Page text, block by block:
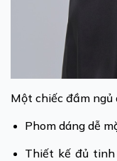
Một chiếc đầm
Phom dáng dễ
Thiết kế đủ tinh